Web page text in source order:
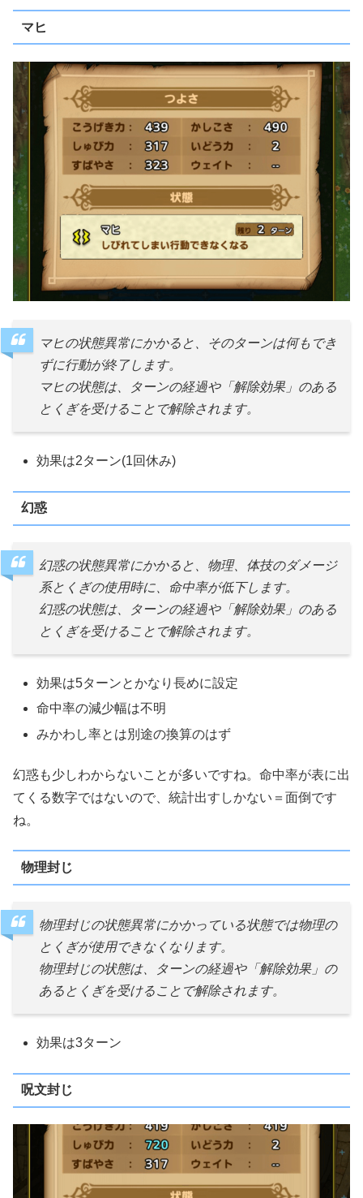
マヒ
マヒの状態異常にかかると、そのターンは何もでき
ずに行動が終了します。
マヒの状態は、ターンの経過や「解除効果」のある
とくぎを受けることで解除されます。
効果は2ターン(1回休み)
幻惑
幻惑の状態異常にかかると、物理、体技のダメージ
系とくぎの使用時に、命中率が低下します。
幻惑の状態は、ターンの経過や「解除効果」のある
とくぎを受けることで解除されます。
効果は5ターンとかなり長めに設定
命中率の減少幅は不明
みかわし率とは別途の換算のはず
幻惑も少しわからないことが多いですね。命中率が表に出
てくる数字ではないので、統計出すしかない＝面倒です
ね。
物理封じ
物理封じの状態異常にかかっている状態では物理の
とくぎが使用できなくなります。
物理封じの状態は、ターンの経過や「解除効果」の
あるとくぎを受けることで解除されます。
効果は3ターン
呪文封じ